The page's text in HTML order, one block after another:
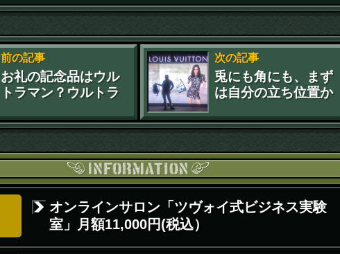
前の記事
お礼の記念品はウル
トラマン？ウルトラ
次の記事
兎にも角にも、まず
は自分の立ち位置か
オンラインサロン「ツヴォイ式ビジネス実験
室」月額11,000円(税込）